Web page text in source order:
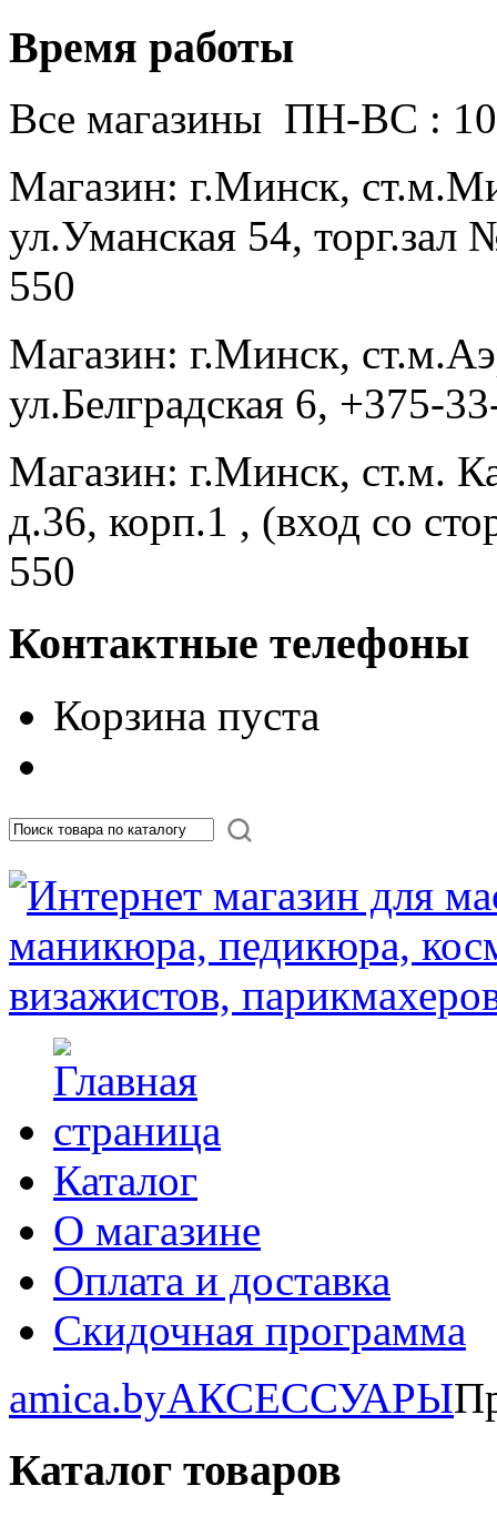
Время работы
Все магазины ПН-ВС :
Магазин: г.Минск,
ул.Уманская 54,
550
Магазин: г.Минск,
ул.Белградская 6, +375-
Магазин: г.Минск, ст.м.
д.36, корп.1 , (вход со
550
Контактные телефоны
Корзина пуста
Каталог
О магазине
Оплата и доставка
Скидочная программа
amica.byАКСЕССУАРЫ
Каталог товаров